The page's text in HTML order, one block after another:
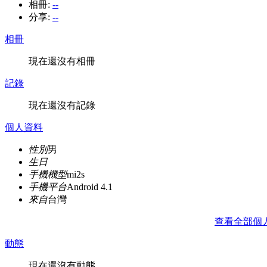
相冊: --
分享: --
相冊
現在還沒有相冊
記錄
現在還沒有記錄
個人資料
性別男
生日
手機機型mi2s
手機平台Android 4.1
來自台灣
查看全部個
動態